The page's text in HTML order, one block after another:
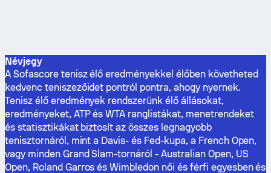
Névjegy
A Sofascore tenisz élő eredményekkel élőben követheted
kedvenc teniszezőidet pontról pontra, ahogy nyernek.
Tenisz élő eredmények rendszerünk élő állásokat,
eredményeket, ATP és WTA ranglistákat, menetrendeket
és statisztikákat biztosít az összes legnagyobb
tenisztornáról, mint a Davis- és Fed-kupa, a French Open,
vagy minden Grand Slam-tornáról - Australian Open, US
Open, Roland Garros és Wimbledon női és férfi egyesben és